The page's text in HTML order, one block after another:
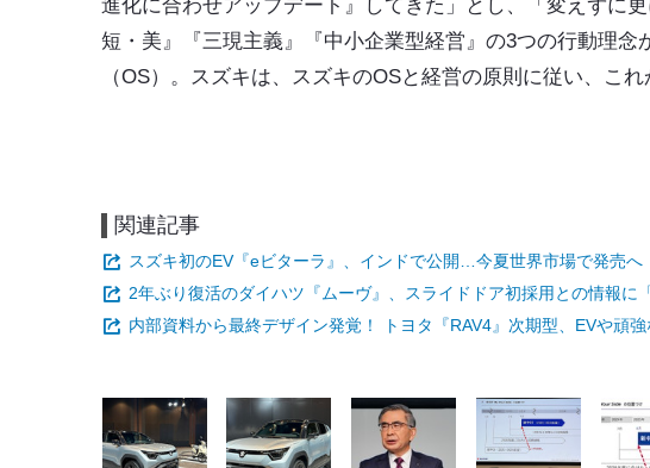
進化に合わせアップデート』してきた」とし、「変えずに
短・美』『三現主義』『中小企業型経営』の3つの行動理
（OS）。スズキは、スズキのOSと経営の原則に従い、こ
関連記事
スズキ初のEV『eビターラ』、インドで公開…今夏世界市場で発売へ
2年ぶり復活のダイハツ『ムーヴ』、スライドドア初採用との情報に
内部資料から最終デザイン発覚！ トヨタ『RAV4』次期型、EVや頑